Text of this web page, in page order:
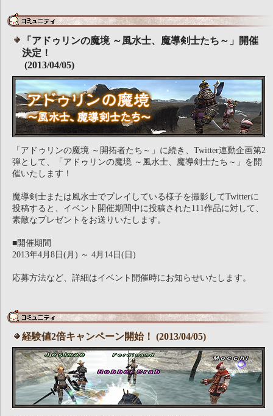
「アドゥリンの魔境 ～風水士、魔導剣士たち～」開催
決定！
(2013/04/05)
「アドゥリンの魔境 ～開拓者たち～」に続き、Twitter連動企画第2
弾として、「アドゥリンの魔境 ～風水士、魔導剣士たち～」を開
催いたします！
魔導剣士または風水士でプレイしている様子を撮影してTwitterに
投稿すると、イベント開催期間中に投稿された111作品に対して、
素敵なプレゼントをお送りいたします。
■開催期間
2013年4月8日(月) ～ 4月14日(日)
応募方法など、詳細はイベント開催時にお知らせいたします。
経験値2倍キャンペーン開始！ (2013/04/05)